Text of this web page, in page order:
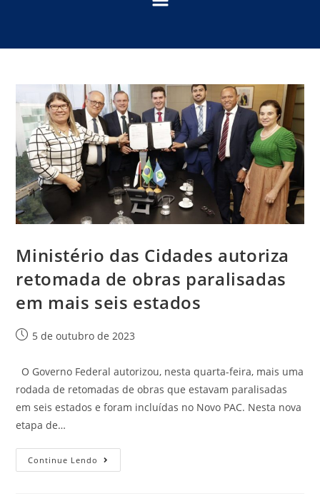
Ministério das Cidades autoriza
retomada de obras paralisadas
em mais seis estados
5 de outubro de 2023
O Governo Federal autorizou, nesta quarta-feira, mais uma
rodada de retomadas de obras que estavam paralisadas
em seis estados e foram incluídas no Novo PAC. Nesta nova
etapa de…
Continue Lendo